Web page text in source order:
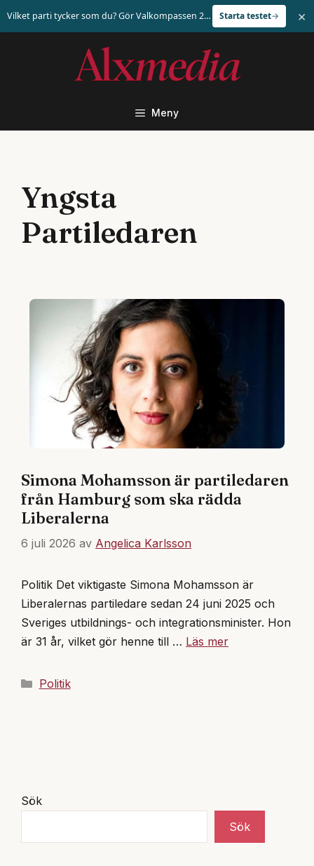
Meny
Yngsta
Partiledaren
Simona Mohamsson är partiledaren
från Hamburg som ska rädda
Liberalerna
6 juli 2026 av Angelica Karlsson
Politik Det viktigaste Simona Mohamsson är
Liberalernas partiledare sedan 24 juni 2025 och
Sveriges utbildnings- och integrationsminister. Hon
är 31 år, vilket gör henne till … Läs mer
Kategorier
Politik
Sök
Sök
Vilket parti tycker som du? Gör Valkompassen 2026 Starta testet ×